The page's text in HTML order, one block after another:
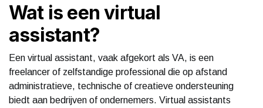
Wat is een virtual
assistant?
Een virtual assistant, vaak afgekort als VA, is een
freelancer of zelfstandige professional die op afstand
administratieve, technische of creatieve ondersteuning
biedt aan bedrijven of ondernemers. Virtual assistants